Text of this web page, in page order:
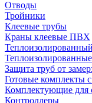
Отводы
Тройники
Клеевые трубы
Краны клеевые ПВХ
Защита труб от
Готовые комплекты
Комплектующие для
Контроллеры